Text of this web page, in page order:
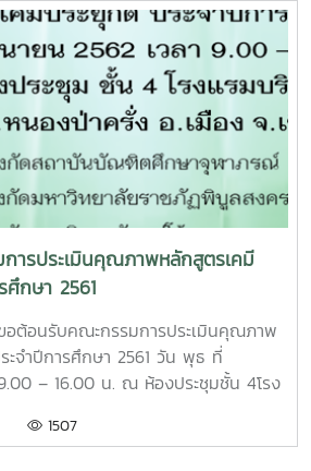
ณฑิต ในสาขาวิชาเคมี เคมี
ฟิสิกส์ ชีววิทยา เทคโนโลยีชีวภาพ
หรือสาขาวิชาอื่น ๆ ที่เกี่ยวข้อง โดยมี
ตลอดหลักสูตร-ไม่น้อยกว่า 3.00 (ผู้
ว่า 2.50 (ผู้สมัครแบบ ก2, ข)2) เป็นผู้สา
แต่มีผลการศึกษาเฉลี่ย (GPAX) น้อยกว่า
อย 1 รายการ (ผู้สมัครแบบ ก1)-ต้อง
ด้านเคมีหรือด้านอื่น ๆ ที่เกี่ยวข้องมาไม่
บ ก2, ข)ระดับปริญญาเอกแผน 1 แบบ
แบบ1.2 ป.ตรี -> ป.เอกแผน 2 แบบ 2.1
บบ 2.2 ป.ตรี -> ป.เอกคุณสมบัติเบื้อง
ริญญาเอก1) สำเร็จการศึกษาระดับ
1.2, 2.2) หรือปริญญาโท (ผู้สมัคร
ท่าทางวิทยาศาสตร์ วิศวกรรมศาสตร์
หกรรม ธรณีวิทยา ฟิสิกส์ ชีววิทยา
ลี่ยไม่ต่ากว่า 3.50 หรืออยู่ในหลักสูตร
ารประเมินคุณภาพหลักสูตรเคมี
ศึกษา 2561
อต้อนรับคณะกรรมการประเมินคุณภาพ
ะจำปีการศึกษา 2561 วัน พุธ ที่
– 16.00 น. ณ ห้องประชุมชั้น 4โรง
ฏฐ์คุณ มงคลอัศวรัตน์ สังกัดสถาบัน
| 1507